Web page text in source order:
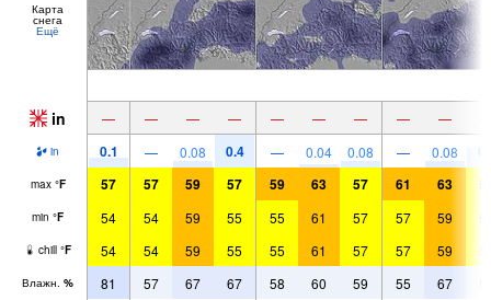
Карта
снега
Ещё
in — — — — — — — — —
in 0.1 — 0.08 0.4 — 0.04 0.08 — 0.08
max °F 57 57 59 57 59 63 57 61 63
min °F 54 54 59 55 55 61 57 57 59
chill °F 54 54 59 55 55 61 57 57 59
Влажн. % 81 57 67 67 58 60 59 55 67